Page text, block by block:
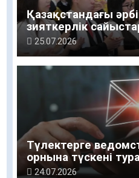
Қазақстандағы
зияткерлік
25.07.2026
Түлектерге
орнына түскені
хабарлар келуде
24.07.2026